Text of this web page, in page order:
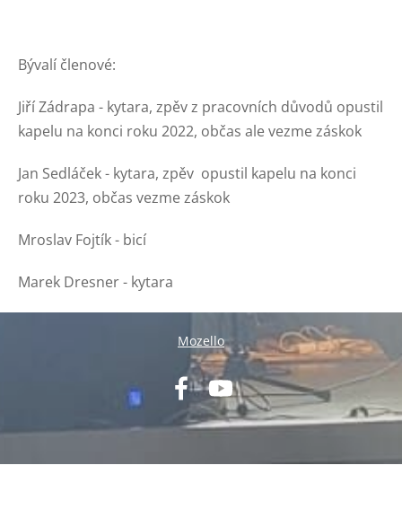
Bývalí členové:
Jiří Zádrapa - kytara, zpěv z pracovních důvodů opustil
kapelu na konci roku 2022, občas ale vezme záskok
Jan Sedláček - kytara, zpěv opustil kapelu na konci
roku 2023, občas vezme záskok
Mroslav Fojtík - bicí
Marek Dresner - kytara
Mozello